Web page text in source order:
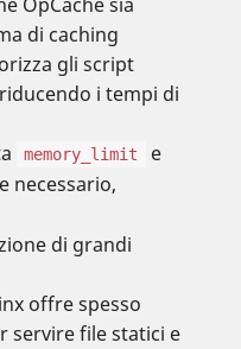
di caching
gli script
i tempi di
memory_limit e
necessario,
di grandi
offre spesso
servire file statici e